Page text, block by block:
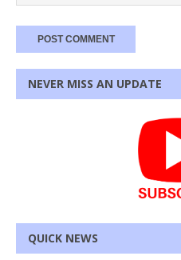
NEVER MISS AN UPDATE
QUICK NEWS